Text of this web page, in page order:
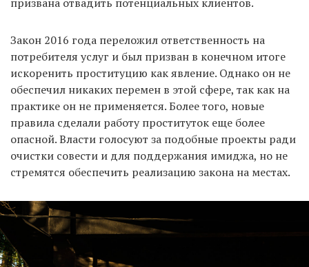
Закон 2016 года переложил ответственность на
потребителя услуг и был призван в конечном итоге
искоренить проституцию как явление. Однако он не
обеспечил никаких перемен в этой сфере, так как на
практике он не применяется. Более того, новые
правила сделали работу проституток еще более
опасной. Власти голосуют за подобные проекты ради
очистки совести и для поддержания имиджа, но не
стремятся обеспечить реализацию закона на местах.